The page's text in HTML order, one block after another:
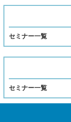
セミナー一覧
セミナー一覧